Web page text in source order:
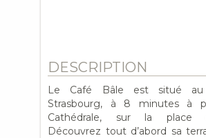
DESCRIPTION
Le Café Bâle est situé
Strasbourg, à 8 minutes à
Cathédrale, sur la place
Découvrez tout d’abord sa